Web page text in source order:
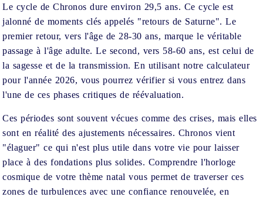
Le cycle de Chronos dure environ 29,5 ans. Ce cycle est
jalonné de moments clés appelés "retours de Saturne". Le
premier retour, vers l'âge de 28-30 ans, marque le véritable
passage à l'âge adulte. Le second, vers 58-60 ans, est celui de
la sagesse et de la transmission. En utilisant notre calculateur
pour l'année 2026, vous pourrez vérifier si vous entrez dans
l'une de ces phases critiques de réévaluation.
Ces périodes sont souvent vécues comme des crises, mais elles
sont en réalité des ajustements nécessaires. Chronos vient
"élaguer" ce qui n'est plus utile dans votre vie pour laisser
place à des fondations plus solides. Comprendre l'horloge
cosmique de votre thème natal vous permet de traverser ces
zones de turbulences avec une confiance renouvelée, en